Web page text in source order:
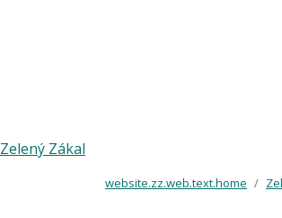
Zelený Zákal
website.zz.web.text.home